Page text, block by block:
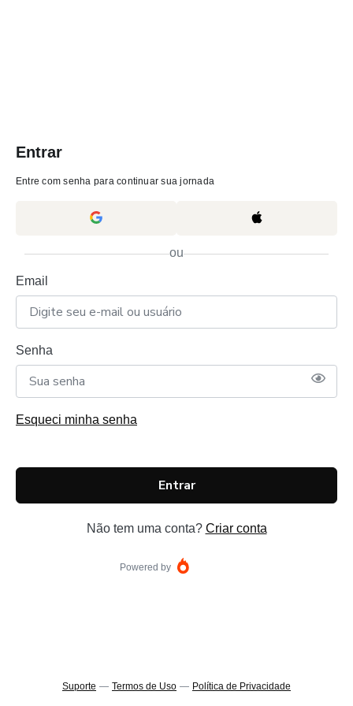
Entrar
Entre com senha para continuar sua jornada
ou
Email
Senha
Esqueci minha senha
Entrar
Não tem uma conta? Criar conta
Powered by
Suporte — Termos de Uso — Política de Privacidade